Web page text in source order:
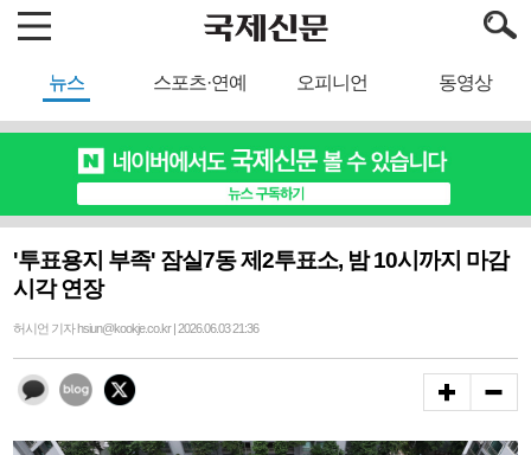
뉴스 스포츠·연예 오피니언 동영상
'투표용지 부족' 잠실7동 제2투표소, 밤 10시까지 마감
시각 연장
허시언 기자 hsiun@kookje.co.kr | 2026.06.03 21:36